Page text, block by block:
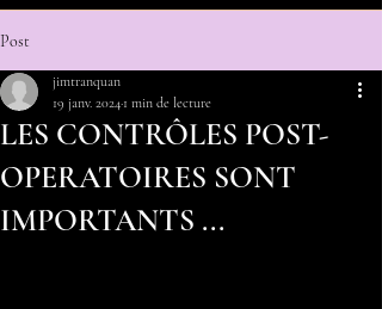
Post
LES CONTRÔLES POST-
OPERATOIRES SONT
IMPORTANTS ...
jimtranquan
19 janv. 2024 1 min de lecture